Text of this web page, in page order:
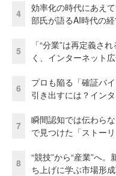
4
効率化の時代にあえ
部氏が語るAI時代の
5
「“分業”は再定義さ
く、インターネット
6
プロも陥る「確証バ
引き出すには？イン
7
瞬間認知では伝わら
で見つけた「ストーリ
8
“競技”から“産業”へ
ち上げに学ぶ市場形